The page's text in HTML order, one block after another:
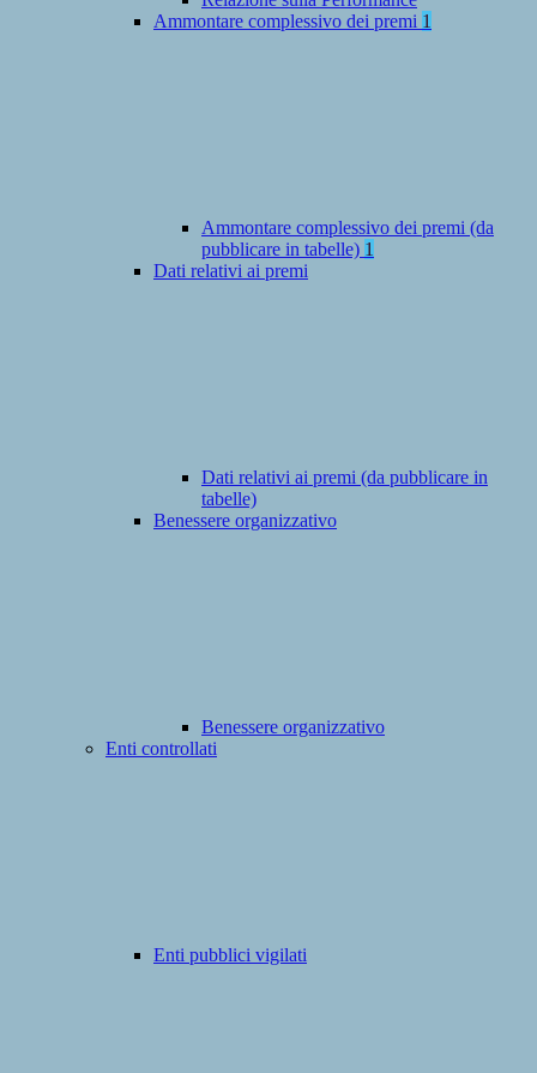
Ammontare complessivo dei premi 1
Ammontare complessivo dei premi (da
pubblicare in tabelle) 1
Dati relativi ai premi
Dati relativi ai premi (da pubblicare in
tabelle)
Benessere organizzativo
Benessere organizzativo
Enti controllati
Enti pubblici vigilati